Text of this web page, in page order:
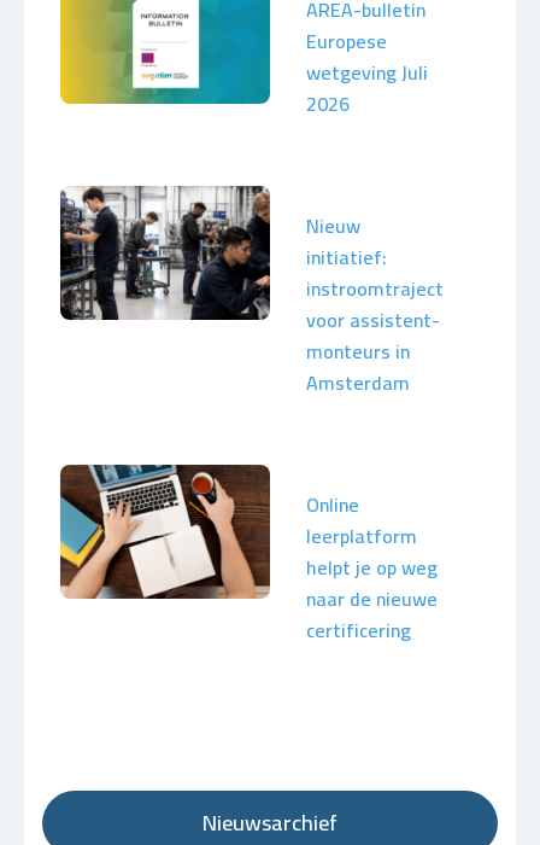
AREA-bulletin
Europese
wetgeving Juli
2026
Nieuw
initiatief:
instroomtraject
voor assistent-
monteurs in
Amsterdam
Online
leerplatform
helpt je op weg
naar de nieuwe
certificering
Nieuwsarchief